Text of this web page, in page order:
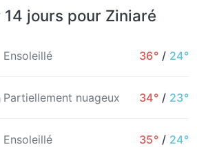
jours pour Ziniaré
Ensoleillé 36° / 24°
Partiellement nuageux 34° / 23°
Ensoleillé 35° / 24°